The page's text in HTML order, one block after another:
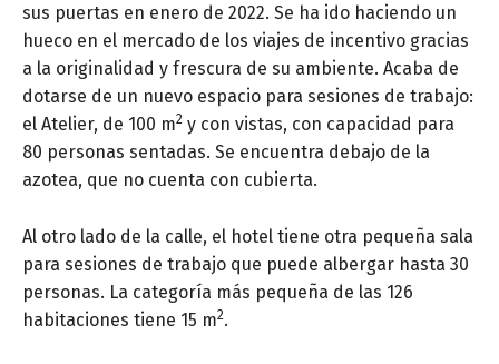
sus puertas en enero de 2022. Se ha ido haciendo un
hueco en el mercado de los viajes de incentivo gracias
a la originalidad y frescura de su ambiente. Acaba de
dotarse de un nuevo espacio para sesiones de trabajo:
el Atelier, de 100 m2 y con vistas, con capacidad para
80 personas sentadas. Se encuentra debajo de la
azotea, que no cuenta con cubierta.
Al otro lado de la calle, el hotel tiene otra pequeña sala
para sesiones de trabajo que puede albergar hasta 30
personas. La categoría más pequeña de las 126
habitaciones tiene 15 m2.